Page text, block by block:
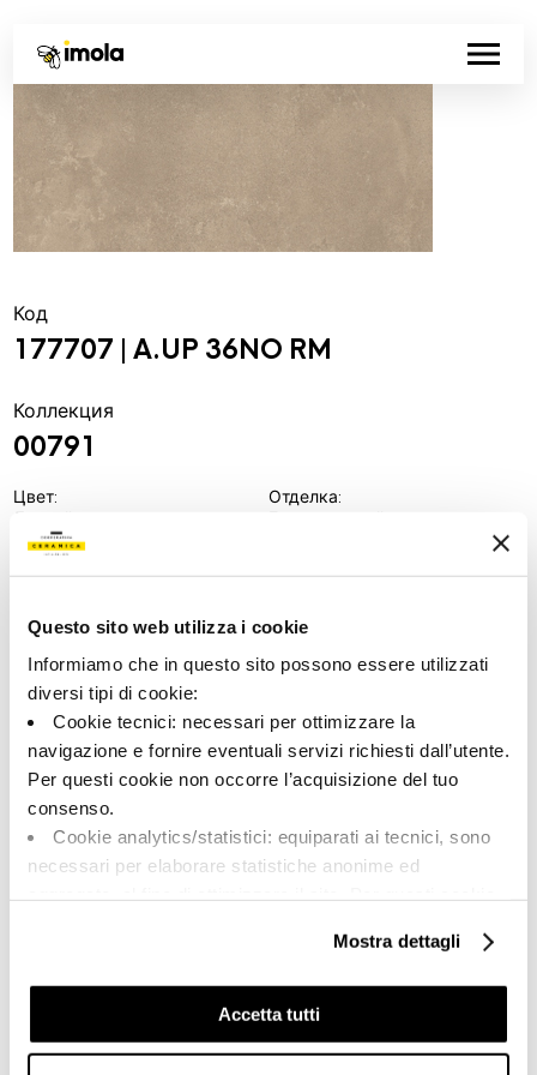
Questo sito web utilizza i cookie
Informiamo che in questo sito possono essere utilizzati
diversi tipi di cookie:
Cookie tecnici: necessari per ottimizzare la
navigazione e fornire eventuali servizi richiesti dall’utente.
Per questi cookie non occorre l’acquisizione del tuo
consenso.
Cookie analytics/statistici: equiparati ai tecnici, sono
necessari per elaborare statistiche anonime ed
Cookie di profilazione/marketing: sono utilizzati, solo
previo tuo consenso, per esaminare le tue abitudini di
navigazione e mostrarti quindi avvisi pubblicitari mirati, in
linea con le tue preferenze.
Mostra dettagli
Accetta tutti
Код
177707 | A.UP 36NO RM
Коллекция
00791
Цвет:
Типология:
Фон
Формат:
30.0x60.0
Отделка:
Матовый
Разнотон:
Единица измерения:
Share: